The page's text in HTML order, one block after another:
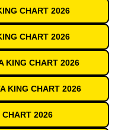
CHART 2026
CHART 2026
KING CHART 2026
KING CHART 2026
CHART 2026